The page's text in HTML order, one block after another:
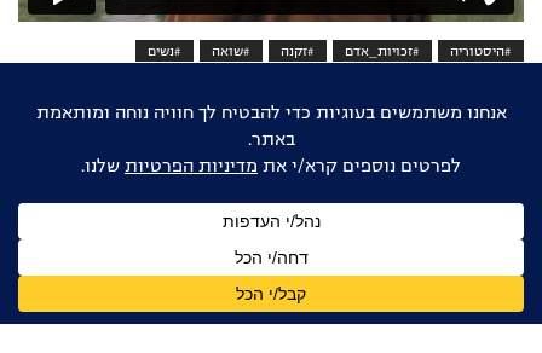
#היסטוריה #זכויות_אדם #זקנה #שואה #נשים
אוהבים דוקו ישראלי?
הישארו מעודכנים
שם
כתובת